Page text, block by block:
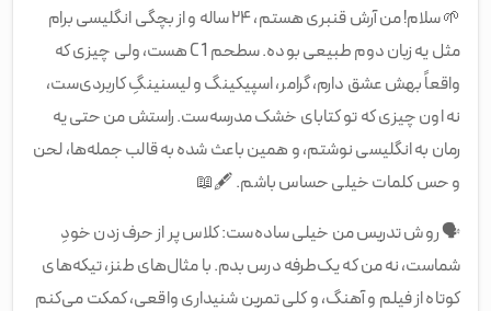
🌱
سلام! من آرش قنبری هستم، ۲۴ ساله و از بچگی انگلیسی برام
مثل یه زبان دوم طبیعی بوده. سطحم C1 هست، ولی چیزی که
واقعاً بهش عشق دارم، گرامر، اسپیکینگ و لیسنینگِ کاربردی‌ست،
نه اون چیزی که تو کتابای خشک مدرسه‌ست. راستش من حتی یه
رمان به انگلیسی نوشتم، و همین باعث شده به قالب جمله‌ها، لحن
و حس کلمات خیلی حساس باشم.🖋️
📖
🗣️روش تدریس من خیلی ساده‌ست: کلاس پر از حرف زدن خودِ
شماست، نه من که یک‌طرفه درس بدم. با مثال‌های طنز، تیکه‌های
کوتاه از فیلم و آهنگ، و کلی تمرین شنیداری واقعی، کمکت می‌کنم